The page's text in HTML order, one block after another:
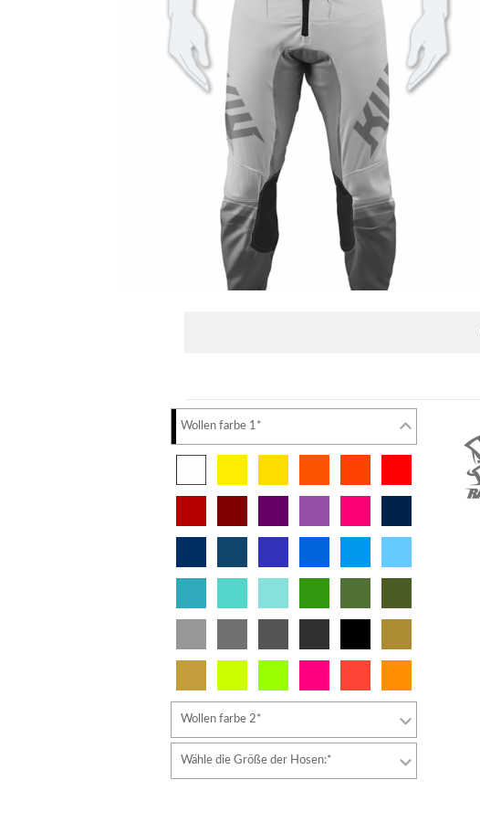
Wollen farbe 1*
Wollen farbe 2*
Wähle die Größe der Hosen:*